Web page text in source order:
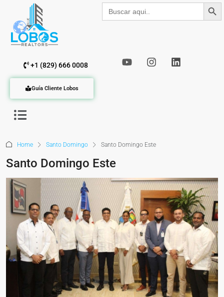
Buscar: Botón de
+1 (829) 666 0008
Guía Cliente Lobos
Home Santo Domingo Santo Domingo Este
Santo Domingo Este